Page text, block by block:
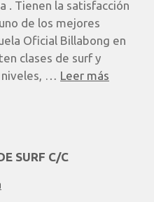
. Tienen la satisfacción
de los mejores
Oficial Billabong en
clases de surf y
… Leer más
SURF C/C